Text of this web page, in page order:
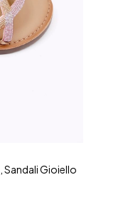
Sandali Gioiello